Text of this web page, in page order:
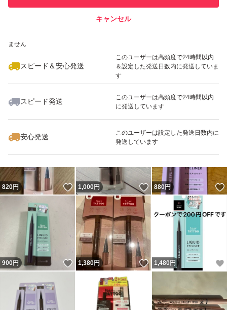
ません
スピード＆安心発送
このユーザーは高頻度で24時間以内
＆設定した発送日数内に発送していま
す
スピード発送
このユーザーは高頻度で24時間以内
に発送しています
安心発送
このユーザーは設定した発送日数内に
発送しています
キャンセル
いいね！
1,800
820円 いいね！
1,000円 いいね！
880円
900円 いいね！
1,380円 いいね！
1,480 円